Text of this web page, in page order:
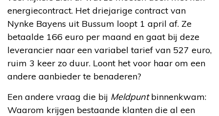
energiecontract. Het driejarige contract van
Nynke Bayens uit Bussum loopt 1 april af. Ze
betaalde 166 euro per maand en gaat bij deze
leverancier naar een variabel tarief van 527 euro,
ruim 3 keer zo duur. Loont het voor haar om een
andere aanbieder te benaderen?
Een andere vraag die bij Meldpuntbinnenkwam:
Waarom krijgen bestaande klanten die al een